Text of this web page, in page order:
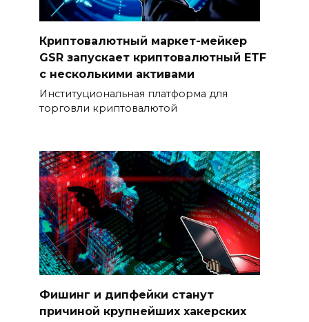
Криптовалютный маркет-мейкер
GSR запускает криптовалютный ETF
с несколькими активами
Институциональная платформа для
торговли криптовалютой
Фишинг и дипфейки станут
причиной крупнейших хакерских